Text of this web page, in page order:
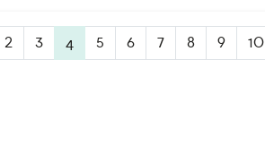
2 3 4 (active)
5 6 7 8 9 10